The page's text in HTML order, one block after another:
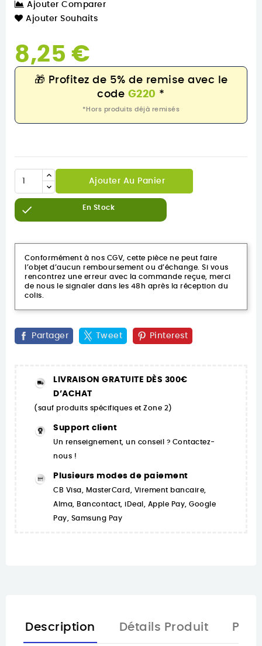
Ajouter Comparer
Ajouter Souhaits
8,25 €
🎁 Profitez de 5% de remise avec le
code G220 *
*Hors produits déjà remisés
Ajouter Au Panier
 En Stock
Conformément à nos CGV, cette pièce ne peut faire
l’objet d’aucun remboursement ou d’échange. Si vous
rencontrez une erreur avec la commande reçue, merci
de nous le signaler dans les 48h après la réception du
colis.
Partager Tweet Pinterest
LIVRAISON GRATUITE DÈS 300€
D’ACHAT
(sauf produits spécifiques et Zone 2)
Support client
Un renseignement, un conseil ? Contactez-
nous !
Plusieurs modes de paiement
CB Visa, MasterCard, Virement bancaire,
Alma, Bancontact, iDeal, Apple Pay, Google
Pay, Samsung Pay
Description Détails Produit